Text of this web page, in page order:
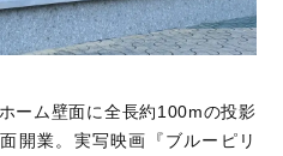
ーム壁面に全長約100mの投影
開業。実写映画『ブルーピリ